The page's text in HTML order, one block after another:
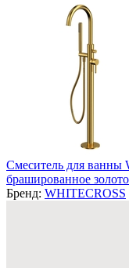
Смеситель для ванны
брашированное золото
Бренд: WHITECROSS